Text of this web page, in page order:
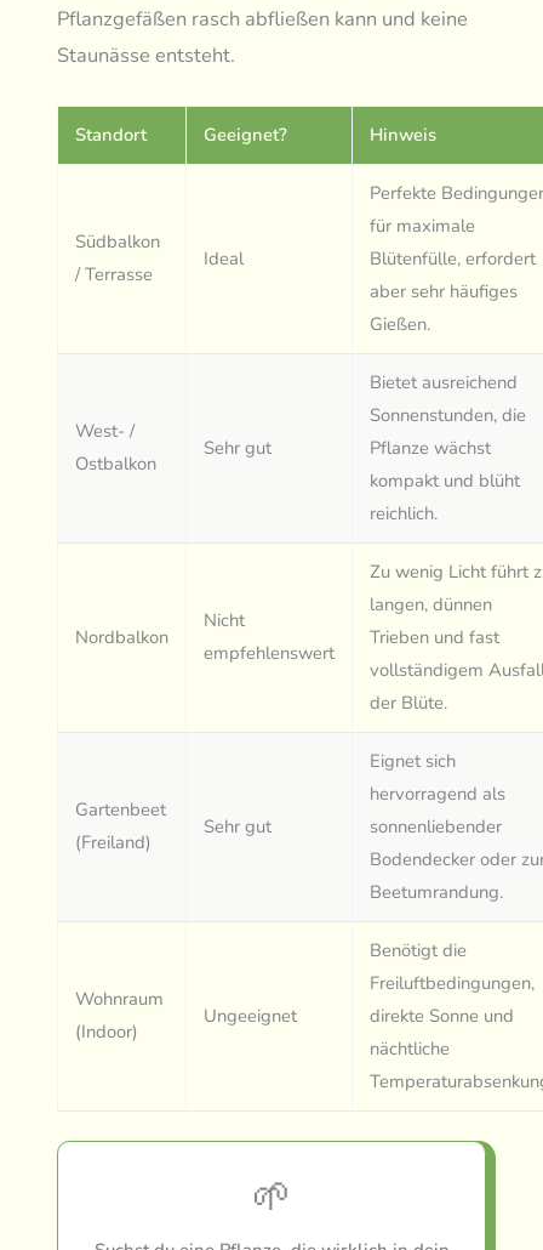
Pflanzgefäßen rasch abfließen kann und keine
Staunässe entsteht.
Standort Geeignet? Hinweis
Südbalkon
/ Terrasse
Ideal
Perfekte
für maximale
Blütenfülle, erfordert
aber sehr häufiges
Gießen.
West- /
Ostbalkon
Sehr gut
Bietet ausreichend
Sonnenstunden, die
Pflanze wächst
kompakt und blüht
reichlich.
Nordbalkon
Nicht
empfehlenswert
Zu wenig Licht führt
langen, dünnen
Trieben und fast
vollständigem
der Blüte.
Gartenbeet
(Freiland)
Sehr gut
Eignet sich
hervorragend als
sonnenliebender
Bodendecker oder
Beetumrandung.
Wohnraum
(Indoor)
Ungeeignet
Benötigt die
Freiluftbedingungen,
direkte Sonne und
nächtliche
🌱